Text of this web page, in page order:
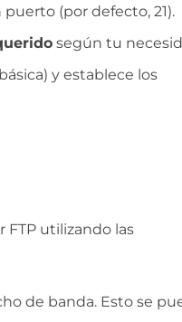
(por defecto, 21).
según tu
y establece los
FTP utilizando las
de banda. Esto se